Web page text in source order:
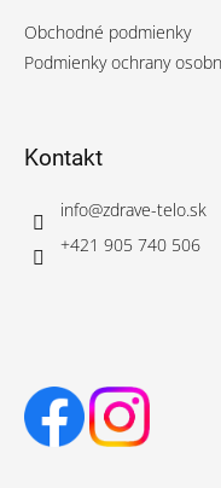
Obchodné podmienky
Podmienky ochrany
Kontakt
info@zdrave-telo.sk
+421 905 740 506